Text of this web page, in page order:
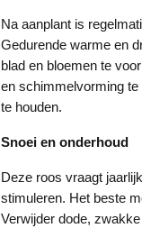
Na aanplant is
Gedurende warme en
blad en bloemen te
en schimmelvorming
te houden.
Snoei en onderhoud
Deze roos vraagt
stimuleren. Het beste
Verwijder dode,